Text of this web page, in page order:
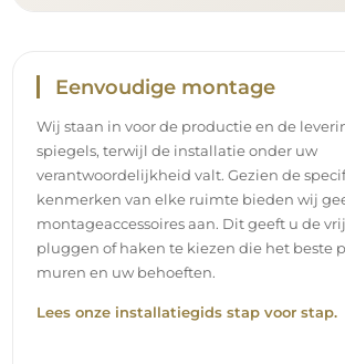
Eenvoudige montage
Wij staan in voor de productie en de
spiegels, terwijl de installatie onder uw
verantwoordelijkheid valt. Gezien de
kenmerken van elke ruimte bieden wij
montageaccessoires aan. Dit geeft u de
pluggen of haken te kiezen die het beste
muren en uw behoeften.
Lees onze installatiegids stap voor stap.